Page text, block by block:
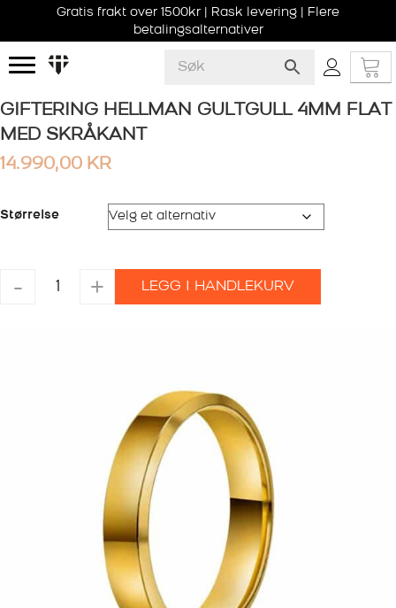
Gratis frakt over 1500kr | Rask levering | Flere
betalingsalternativer
GIFTERING HELLMAN GULTGULL 4MM FLAT
MED SKRÅKANT
14.990,00 KR
Størrelse
-
GIFTERING
HELLMAN+ LEGG I HANDLEKURV